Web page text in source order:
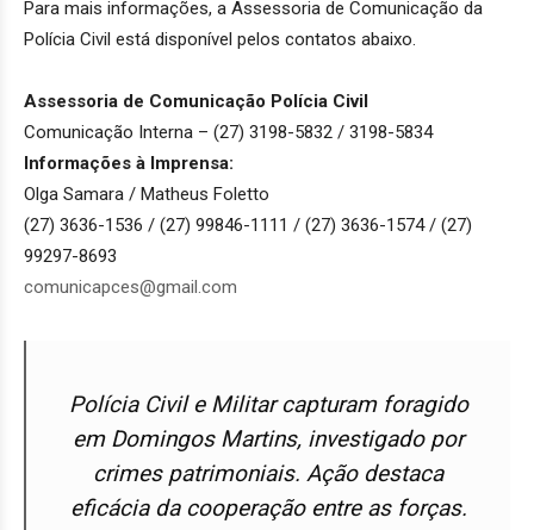
Para mais informações, a Assessoria de Comunicação da
Polícia Civil está disponível pelos contatos abaixo.
Assessoria de Comunicação Polícia Civil
Comunicação Interna – (27) 3198-5832 / 3198-5834
Informações à Imprensa:
Olga Samara / Matheus Foletto
(27) 3636-1536 / (27) 99846-1111 / (27) 3636-1574 / (27)
99297-8693
comunicapces@gmail.com
Polícia Civil e Militar capturam foragido
em Domingos Martins, investigado por
crimes patrimoniais. Ação destaca
eficácia da cooperação entre as forças.